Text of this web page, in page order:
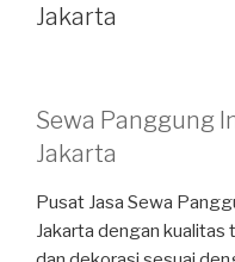
Jakarta
Sewa Panggung
Jakarta
Pusat Jasa Sewa
Jakarta dengan kualitas